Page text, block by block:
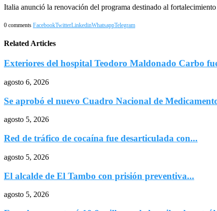
Italia anunció la renovación del programa destinado al
0 comments FacebookTwitterLinkedinWhatsappTelegram
Related Articles
Exteriores del hospital Teodoro Maldonado Carbo
agosto 6, 2026
Se aprobó el nuevo Cuadro Nacional de
agosto 5, 2026
Red de tráfico de cocaína fue desarticulada con...
agosto 5, 2026
El alcalde de El Tambo con prisión preventiva...
agosto 5, 2026